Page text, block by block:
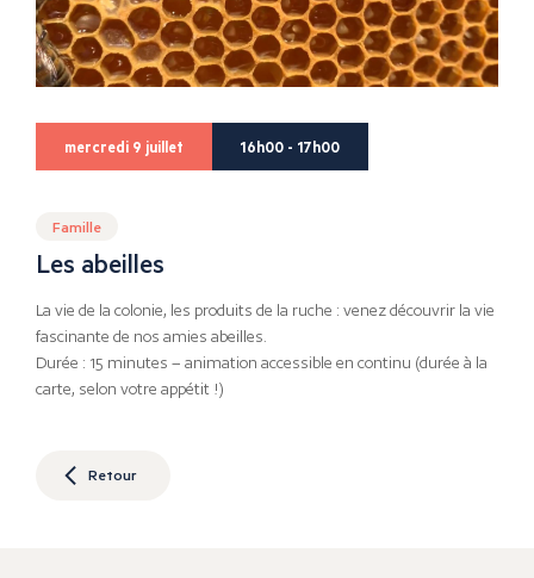
mercredi 9 juillet 16h00 - 17h00
Famille
Les abeilles
La vie de la colonie, les produits de la ruche : venez découvrir la vie
fascinante de nos amies abeilles.
Durée : 15 minutes – animation accessible en continu (durée à la
carte, selon votre appétit !)
Retour